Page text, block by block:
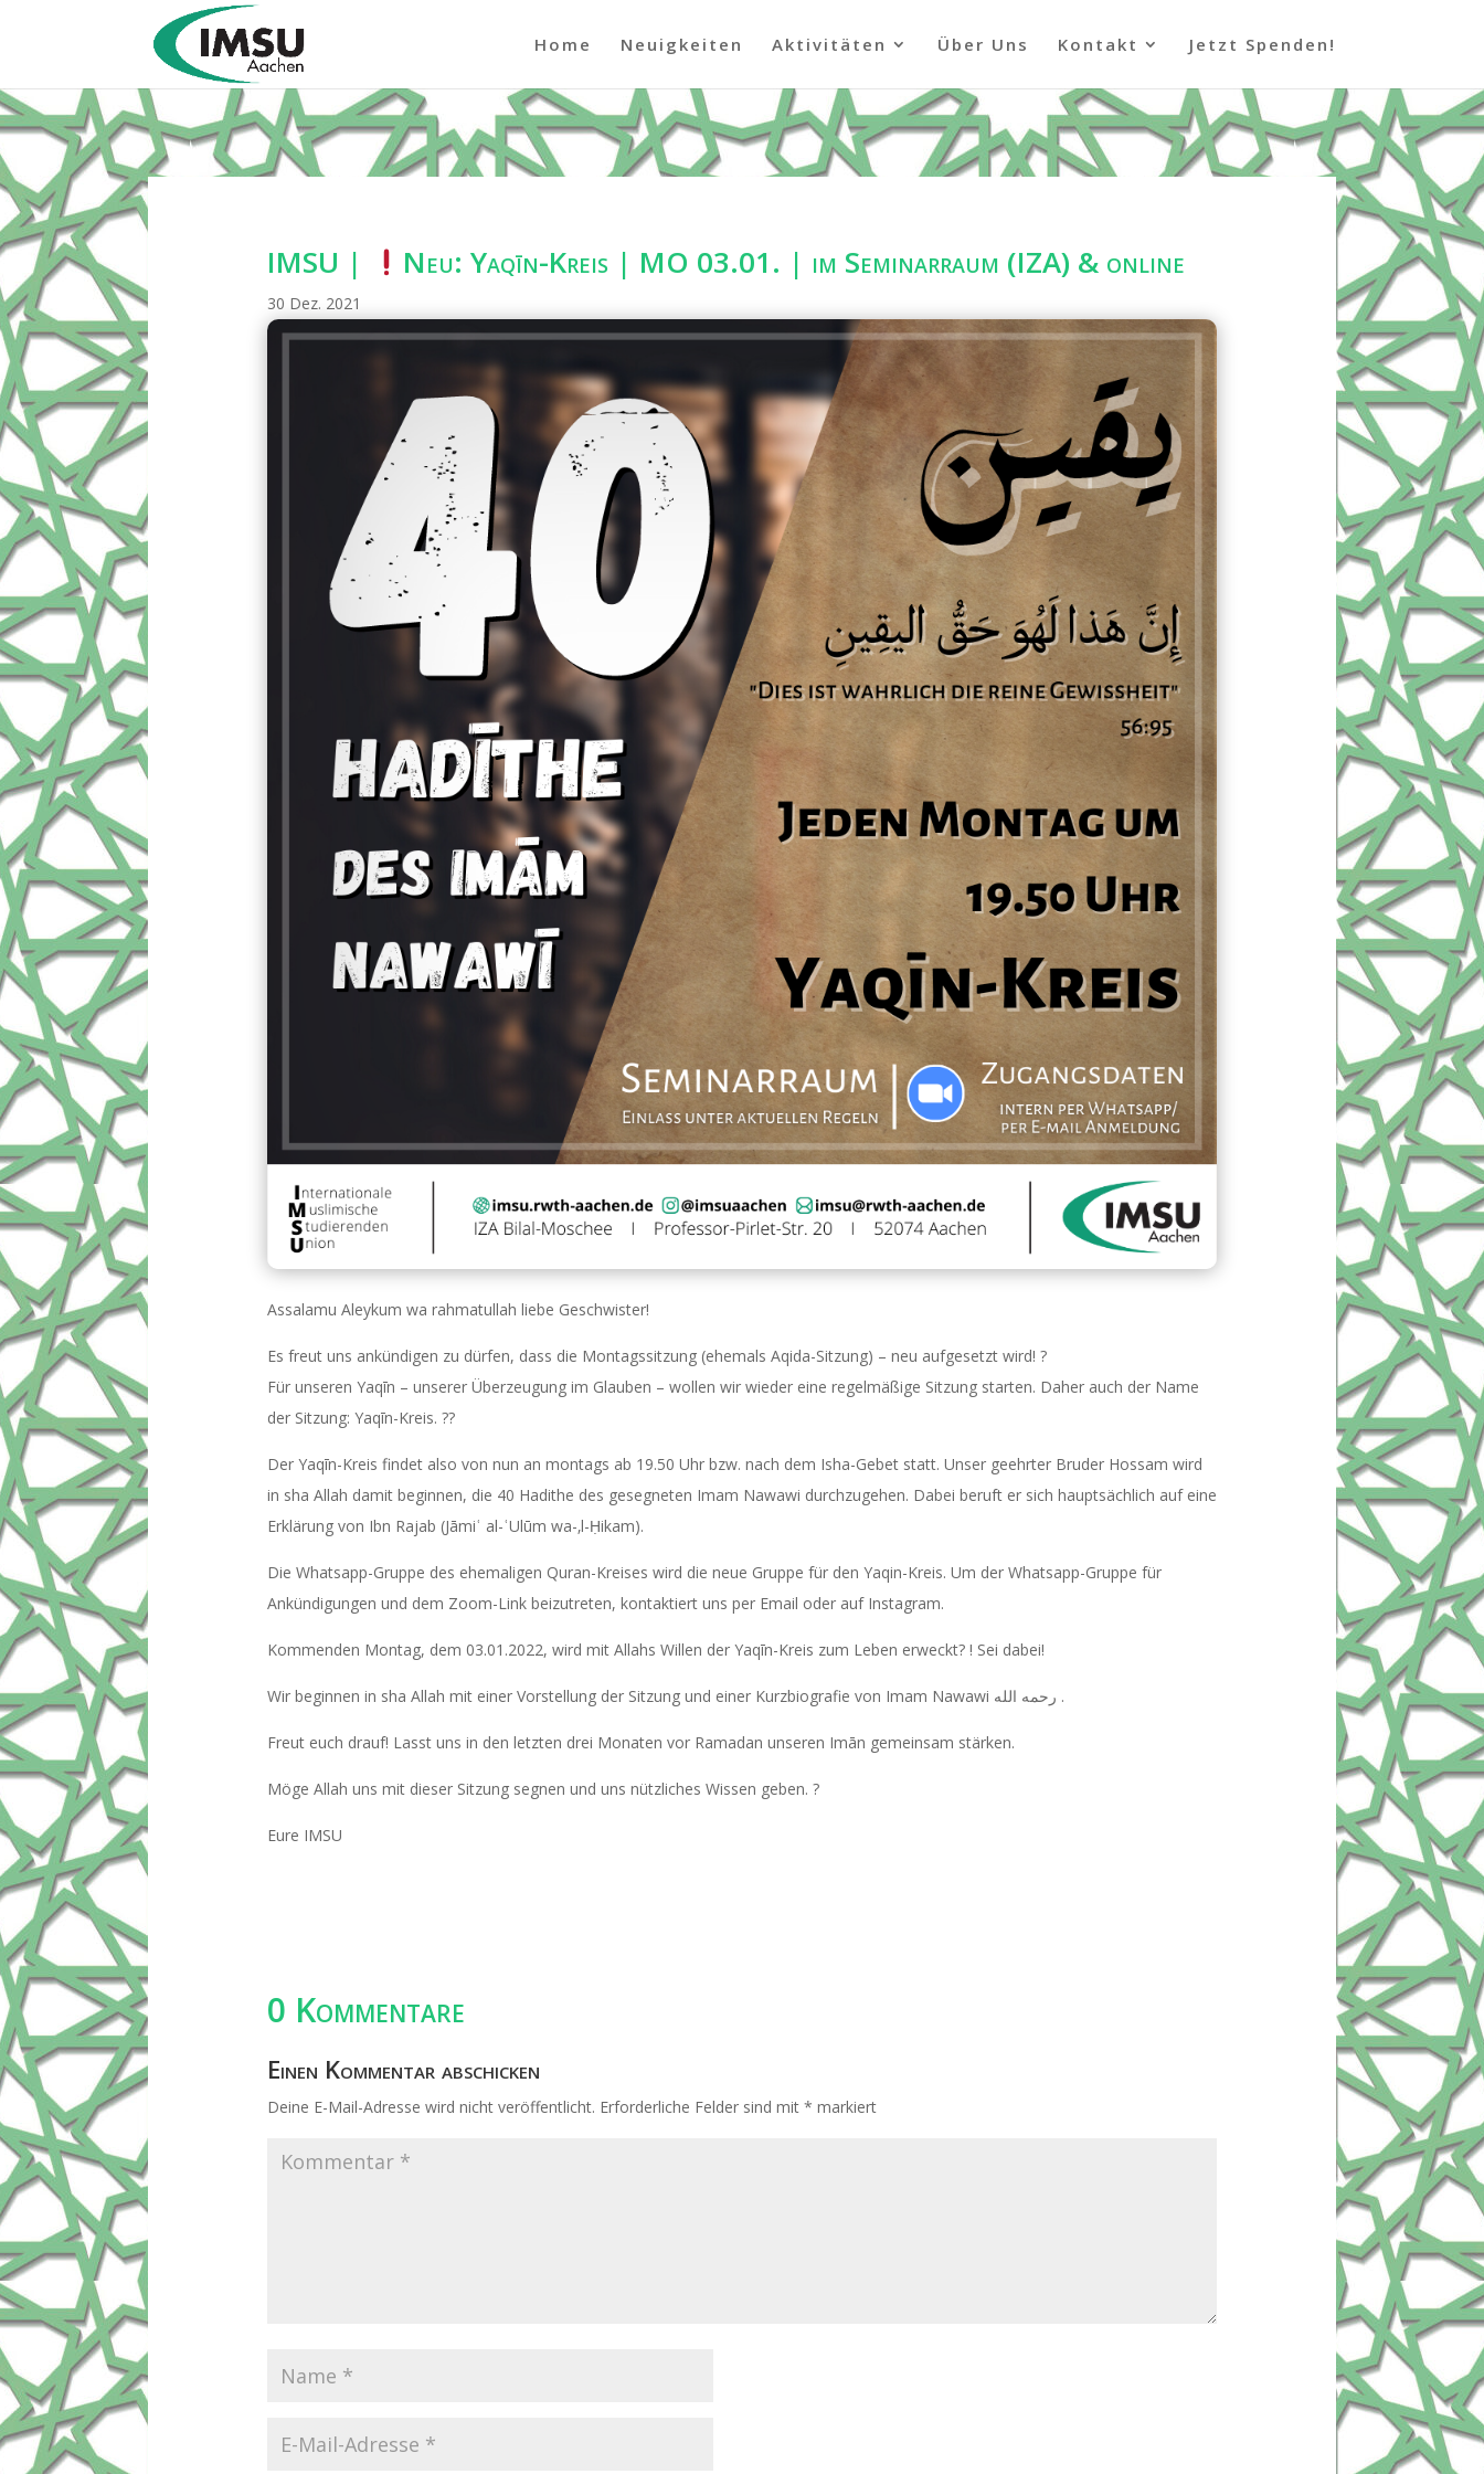
Home Neuigkeiten Aktivitäten Über Uns Kontakt Jetzt Spenden!
IMSU | Neu: Yaqīn-Kreis | MO 03.01. | im Seminarraum (IZA) & online
30 Dez. 2021
Assalamu Aleykum wa rahmatullah liebe Geschwister!
Es freut uns ankündigen zu dürfen, dass die Montagssitzung (ehemals Aqida-Sitzung) – neu aufgesetzt wird! ?
Für unseren Yaqīn – unserer Überzeugung im Glauben – wollen wir wieder eine regelmäßige Sitzung starten. Daher auch der Name
der Sitzung: Yaqīn-Kreis. ??
Der Yaqīn-Kreis findet also von nun an montags ab 19.50 Uhr bzw. nach dem Isha-Gebet statt. Unser geehrter Bruder Hossam wird
in sha Allah damit beginnen, die 40 Hadithe des gesegneten Imam Nawawi durchzugehen. Dabei beruft er sich hauptsächlich auf eine
Erklärung von Ibn Rajab (Jāmiʿ al-ʿUlūm wa-‚l-Ḥikam).
Die Whatsapp-Gruppe des ehemaligen Quran-Kreises wird die neue Gruppe für den Yaqin-Kreis. Um der Whatsapp-Gruppe für
Ankündigungen und dem Zoom-Link beizutreten, kontaktiert uns per Email oder auf Instagram.
Kommenden Montag, dem 03.01.2022, wird mit Allahs Willen der Yaqīn-Kreis zum Leben erweckt? ! Sei dabei!
Wir beginnen in sha Allah mit einer Vorstellung der Sitzung und einer Kurzbiografie von Imam Nawawi رحمه الله .
Freut euch drauf! Lasst uns in den letzten drei Monaten vor Ramadan unseren Imān gemeinsam stärken.
Möge Allah uns mit dieser Sitzung segnen und uns nützliches Wissen geben. ?
Eure IMSU
0 Kommentare
Einen Kommentar abschicken
Deine E-Mail-Adresse wird nicht veröffentlicht. Erforderliche Felder sind mit * markiert